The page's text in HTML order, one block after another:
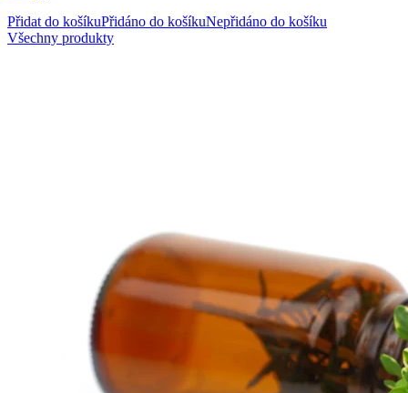
Přidat do košíkuPřidáno do košíkuNepřidáno do košíku
Všechny produkty